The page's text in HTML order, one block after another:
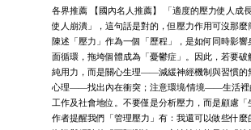
各界推薦 【國內名人推薦】 「適度的壓力使人成
使人崩潰」，這句話是對的，但壓力作用可沒那麼
陳述「壓力」作為一個「歷程」，是如何同時影響
面循環，拖垮個體成為「憂鬱症」。因此，若要破
純用力，而是關心生理——減緩神經機制與習慣的
心理——找出內在衝突；注意環境∕情境——生活裡
工作及社會地位。不要僅是分析壓力，而是顧慮「
作者提醒我們「管理壓力」有：我還可以做些什麼